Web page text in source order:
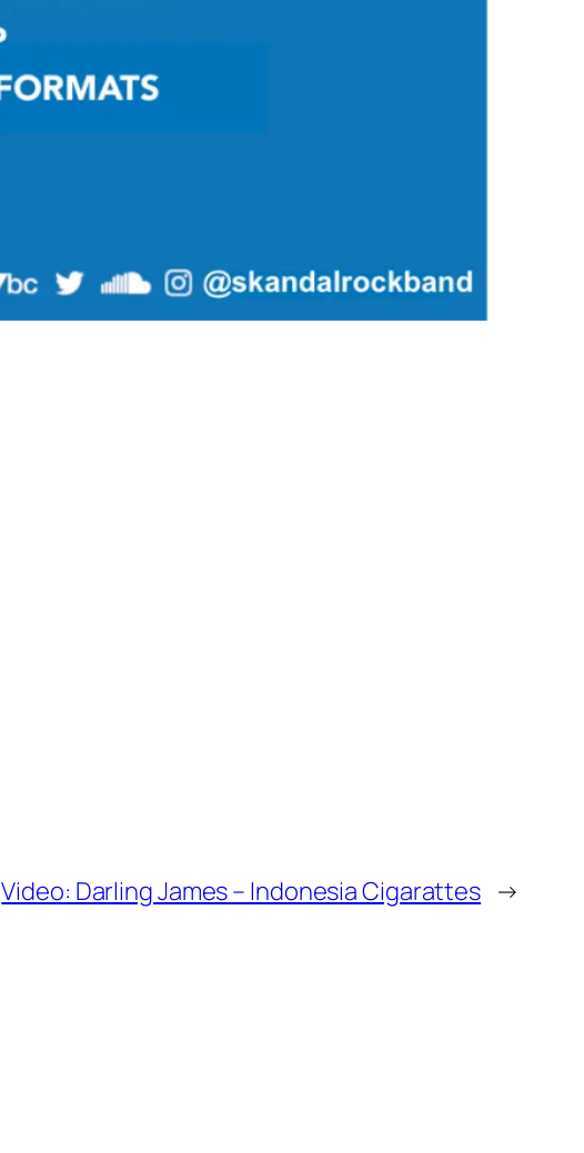
Video: Darling James – Indonesia Cigarattes →